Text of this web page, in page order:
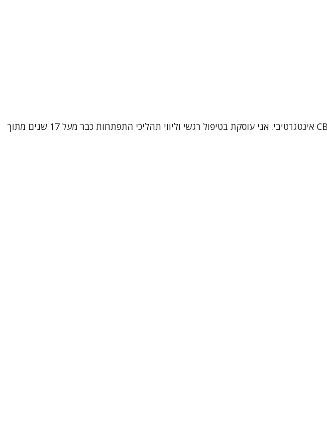
שמי אביטל וובר קטקובסקי, עובדת סוציאלית קלינית (M.A) ופסיכותרפיסטית מוסמכת בגישת CBT אינטגרטיבי. אני עוסקת בטיפול רגשי וליווי תהליכי התפתחות כבר מעל 17 שנים מתוך